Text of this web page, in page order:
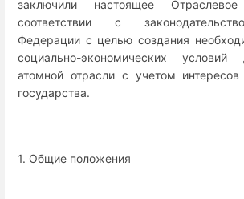
заключили настоящее
соответствии с
Федерации с целью создания
социально-экономических условий
атомной отрасли с учетом интересов
государства.
1. Общие положения